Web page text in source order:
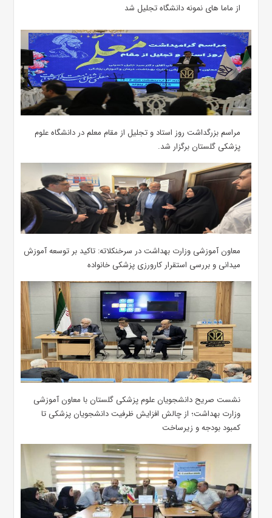
از ماما های نمونه دانشگاه تجلیل شد
مراسم بزرگداشت روز استاد و تجلیل از مقام معلم در دانشگاه علوم
پزشکی گلستان برگزار شد.‌
معاون آموزشی وزارت بهداشت در سرخنکلاته: تاکید بر توسعه آموزش
میدانی و بررسی استقرار کارورزی پزشکی ‌خانواده
نشست صریح دانشجویان علوم پزشکی گلستان با معاون آموزشی
وزارت بهداشت؛ از چالش افزایش ظرفیت دانشجویان ‌پزشکی تا
کمبود بودجه و زیرساخت